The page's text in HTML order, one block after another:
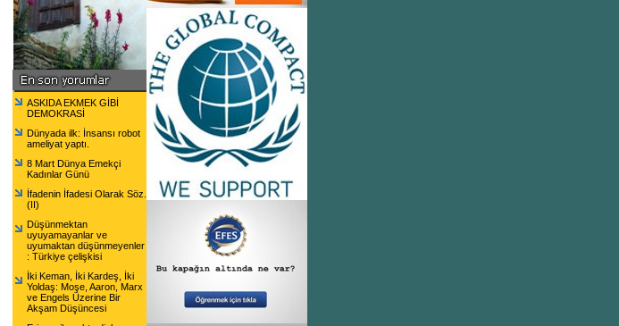
ASKIDA EKMEK GİBİ
DEMOKRASİ
Dünyada ilk: İnsansı robot
ameliyat yaptı.
8 Mart Dünya Emekçi
Kadınlar Günü
İfadenin İfadesi Olarak Söz.
(II)
Düşünmektan
uyuyamayanlar ve
uyumaktan düşünmeyenler
: Türkiye çelişkisi
İki Keman, İki Kardeş, İki
Yoldaş: Moşe, Aaron, Marx
ve Engels Üzerine Bir
Akşam Düşüncesi